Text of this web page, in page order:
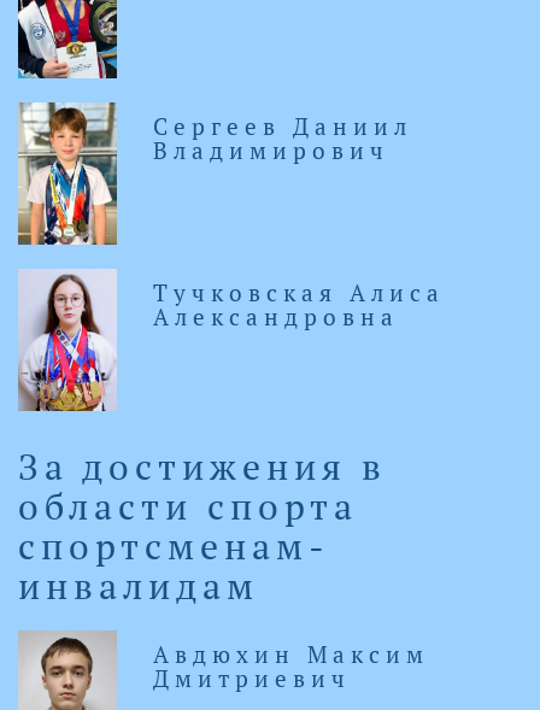
Сергеев Даниил
Владимирович
Тучковская Алиса
Александровна
За достижения в
области спорта
спортсменам-
инвалидам
Авдюхин Максим
Дмитриевич